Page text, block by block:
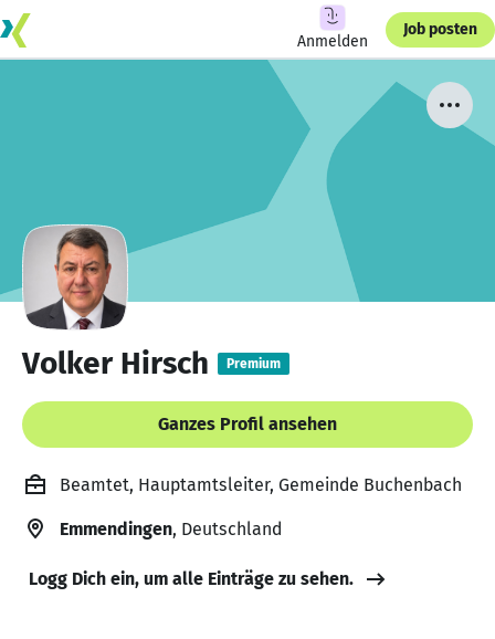
Anmelden
Job posten
Volker Hirsch Premium
Ganzes Profil ansehen
Beamtet, Hauptamtsleiter, Gemeinde Buchenbach
Emmendingen, Deutschland
Logg Dich ein, um alle Einträge zu sehen.